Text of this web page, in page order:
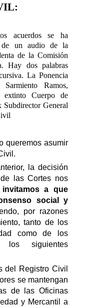
acuerdos se ha
de un audio de la
de la Comisión
Hay dos palabras
La Ponencia
Ramos,
Cuerpo de
SubdirectorGeneral
queremos asumir
la decisión
las Cortes nos
invitamos a que
social y
, por razones
tanto de los
como de los
los siguientes
del Registro Civil
se mantengan
de las Oficinas
y Mercantil a